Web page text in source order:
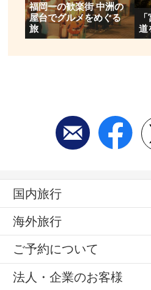
福岡一の歓楽街 中洲の
屋台でグルメをめぐる
旅
道
国内旅行
海外旅行
ご予約について
法人・企業のお客様